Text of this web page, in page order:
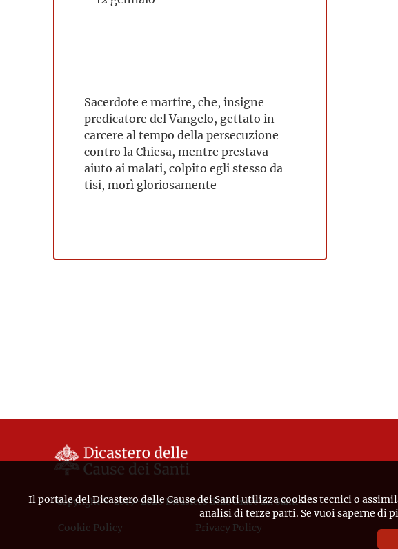
Sacerdote e martire, che, insigne
predicatore del Vangelo, gettato in
carcere al tempo della persecuzione
contro la Chiesa, mentre prestava
aiuto ai malati, colpito egli stesso da
tisi, morì gloriosamente
Copyright © 2019-2026 Dicastero delle Cause dei Santi
Cookie Policy Privacy Policy
Il portale del Dicastero delle Cause dei Santi utilizza cookies tecnici o
analisi di terze parti. Se vuoi saperne di